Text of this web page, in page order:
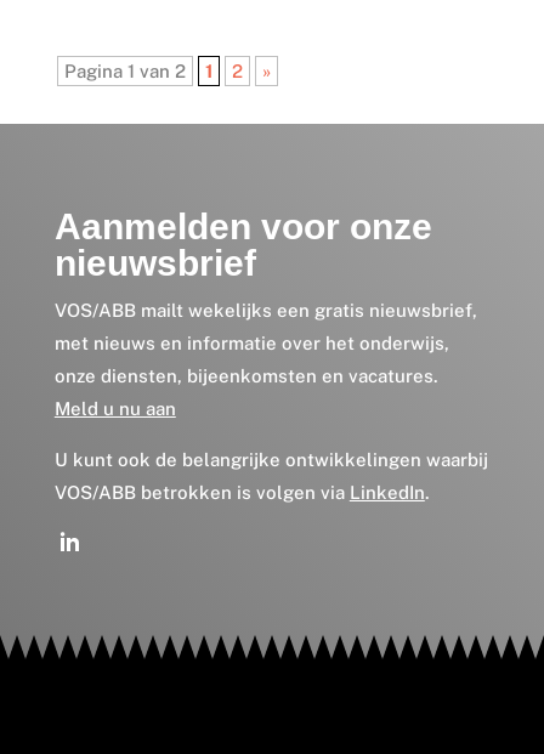
Pagina 1 van 2 1 2 »
Aanmelden voor onze
nieuwsbrief
VOS/ABB mailt wekelijks een gratis nieuwsbrief,
met nieuws en informatie over het onderwijs,
onze diensten, bijeenkomsten en vacatures.
Meld u nu aan
U kunt ook de belangrijke ontwikkelingen waarbij
VOS/ABB betrokken is volgen via LinkedIn.